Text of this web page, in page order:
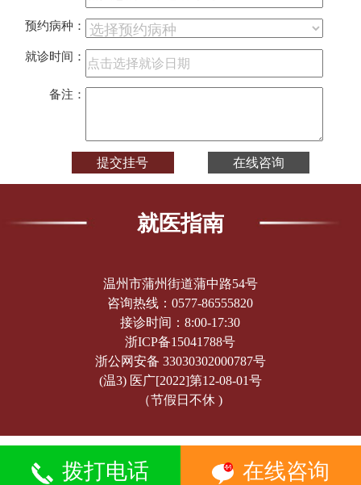
预约病种：
就诊时间：
备注：
就医指南
温州市蒲州街道蒲中路54号
咨询热线：0577-86555820
接诊时间：8:00-17:30
浙ICP备15041788号
浙公网安备 33030302000787号
(温3) 医广[2022]第12-08-01号
（节假日不休 )
拨打电话 在线咨询